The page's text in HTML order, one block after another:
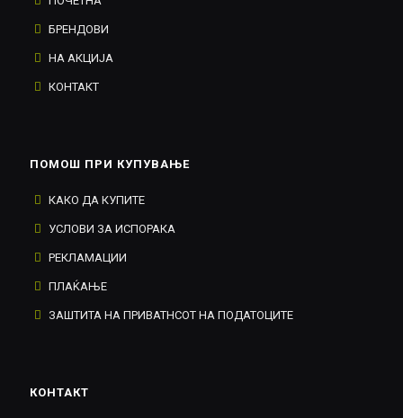
БРЕНДОВИ
НА АКЦИЈА
КОНТАКТ
ПОМОШ ПРИ КУПУВАЊЕ
КАКО ДА КУПИТЕ
УСЛОВИ ЗА ИСПОРАКА
РЕКЛАМАЦИИ
ПЛАЌАЊЕ
ЗАШТИТА НА ПРИВАТНСОТ НА ПОДАТОЦИТЕ
КОНТАКТ